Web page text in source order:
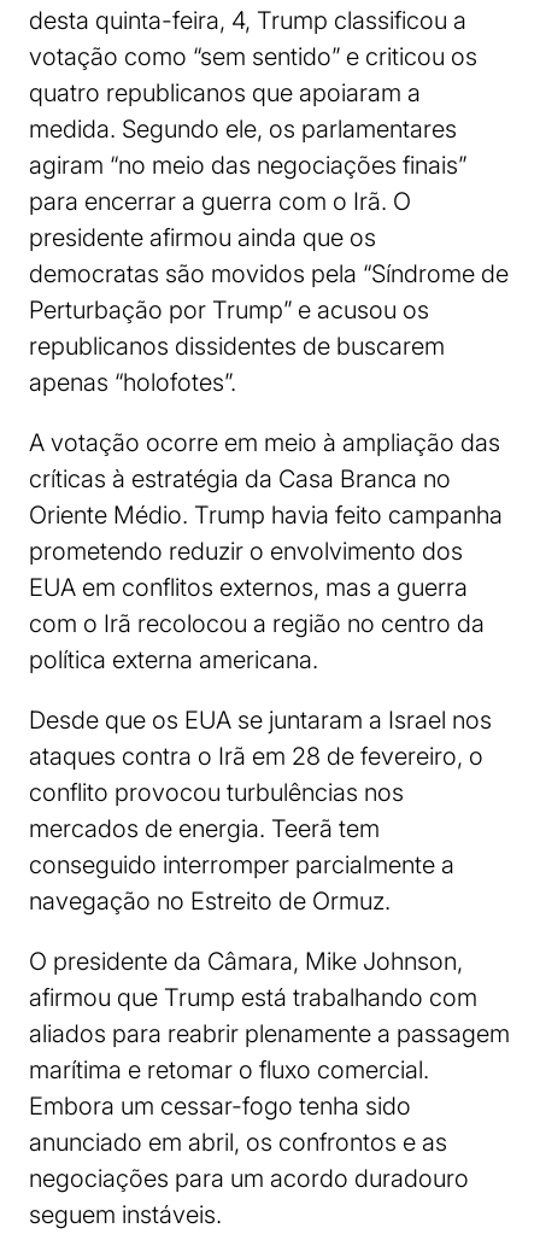
desta quinta-feira, 4, Trump classificou a
votação como “sem sentido” e criticou os
quatro republicanos que apoiaram a
medida. Segundo ele, os parlamentares
agiram “no meio das negociações finais”
para encerrar a guerra com o Irã. O
presidente afirmou ainda que os
democratas são movidos pela “Síndrome de
Perturbação por Trump” e acusou os
republicanos dissidentes de buscarem
apenas “holofotes”.
A votação ocorre em meio à ampliação das
críticas à estratégia da Casa Branca no
Oriente Médio. Trump havia feito campanha
prometendo reduzir o envolvimento dos
EUA em conflitos externos, mas a guerra
com o Irã recolocou a região no centro da
política externa americana.
Desde que os EUA se juntaram a Israel nos
ataques contra o Irã em 28 de fevereiro, o
conflito provocou turbulências nos
mercados de energia. Teerã tem
conseguido interromper parcialmente a
navegação no Estreito de Ormuz.
O presidente da Câmara, Mike Johnson,
afirmou que Trump está trabalhando com
aliados para reabrir plenamente a passagem
marítima e retomar o fluxo comercial.
Embora um cessar-fogo tenha sido
anunciado em abril, os confrontos e as
negociações para um acordo duradouro
seguem instáveis.